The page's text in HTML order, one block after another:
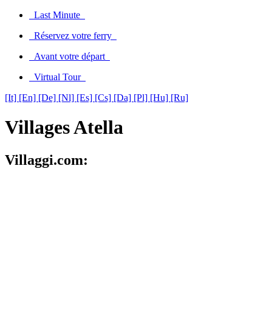
Last Minute
Réservez votre ferry
Avant votre départ
Virtual Tour
[It] [En] [De] [Nl] [Es] [Cs] [Da] [Pl] [Hu] [Ru]
Villages Atella
Villaggi.com: